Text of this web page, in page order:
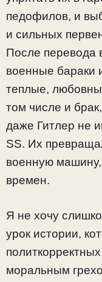
педофилов, и
и сильных
После перевода
военные бараки
теплые,
том числе и
даже Гитлер не
SS. Их
военную
времен.
Я не хочу
урок истории,
моральным